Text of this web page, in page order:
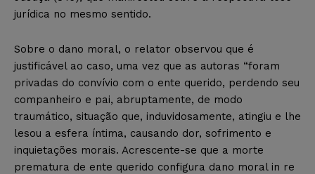
jurídica no mesmo sentido.
Sobre o dano moral, o relator observou que é
justificável ao caso, uma vez que as autoras “foram
privadas do convívio com o ente querido, perdendo seu
companheiro e pai, abruptamente, de modo
traumático, situação que, induvidosamente, atingiu e lhe
lesou a esfera íntima, causando dor, sofrimento e
inquietações morais. Acrescente-se que a morte
prematura de ente querido configura dano moral in re